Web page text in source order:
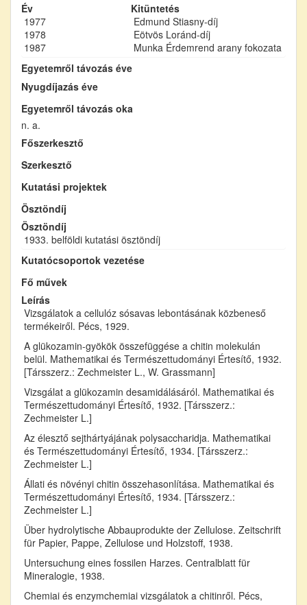
Év
Kitüntetés
1977
Edmund Stiasny-díj
1978
Eötvös Loránd-díj
1987
Munka Érdemrend arany fokozata
Egyetemről távozás éve
Nyugdíjazás éve
Egyetemről távozás oka
n. a.
Főszerkesztő
Szerkesztő
Kutatási projektek
Ösztöndíj
Ösztöndíj
1933. belföldi kutatási ösztöndíj
Kutatócsoportok vezetése
Fő művek
Leírás
Vizsgálatok a cellulóz sósavas lebontásának közbeneső
termékeiről. Pécs, 1929.
A glükozamin-gyökök összefüggése a chitin molekulán
belül. Mathematikai és Természettudományi Értesítő, 1932.
[Társszerz.: Zechmeister L., W. Grassmann]
Vizsgálat a glükozamin desamidálásáról. Mathematikai és
Természettudományi Értesítő, 1932. [Társszerz.:
Zechmeister L.]
Az élesztő sejthártyájának polysaccharidja. Mathematikai
és Természettudományi Értesítő, 1934. [Társszerz.:
Zechmeister L.]
Állati és növényi chitin összehasonlítása. Mathematikai és
Természettudományi Értesítő, 1934. [Társszerz.:
Zechmeister L.]
Über hydrolytische Abbauprodukte der Zellulose. Zeitschrift
für Papier, Pappe, Zellulose und Holzstoff, 1938.
Untersuchung eines fossilen Harzes. Centralblatt für
Mineralogie, 1938.
Chemiai és enzymchemiai vizsgálatok a chitinről. Pécs,